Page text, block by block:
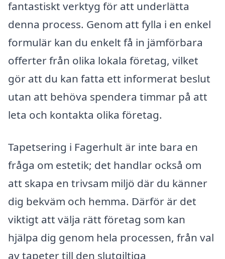
fantastiskt verktyg för att underlätta
denna process. Genom att fylla i en enkel
formulär kan du enkelt få in jämförbara
offerter från olika lokala företag, vilket
gör att du kan fatta ett informerat beslut
utan att behöva spendera timmar på att
leta och kontakta olika företag.
Tapetsering i Fagerhult är inte bara en
fråga om estetik; det handlar också om
att skapa en trivsam miljö där du känner
dig bekväm och hemma. Därför är det
viktigt att välja rätt företag som kan
hjälpa dig genom hela processen, från val
av tapeter till den slutgiltiga